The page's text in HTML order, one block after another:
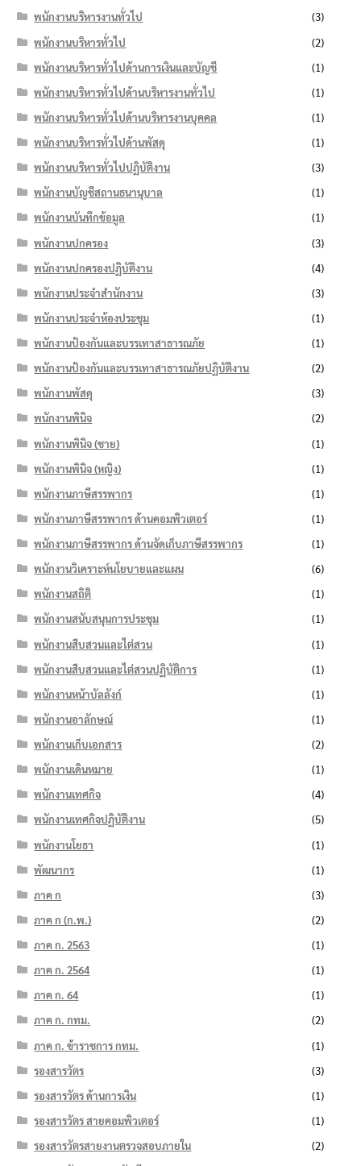
พนักงานบริหารงานทั่วไป
(3)
พนักงานบริหารทั่วไป
(2)
พนักงานบริหารทั่วไปด้านการเงินและบัญชี
(1)
พนักงานบริหารทั่วไปด้านบริหารงานทั่วไป
(1)
พนักงานบริหารทั่วไปด้านบริหารงานบุคคล
(1)
พนักงานบริหารทั่วไปด้านพัสดุ
(1)
พนักงานบริหารทั่วไปปฏิบัติงาน
(3)
พนักงานบัญชีสถานธนานุบาล
(1)
พนักงานบันทึกข้อมูล
(1)
พนักงานปกครอง
(3)
พนักงานปกครองปฏิบัติงาน
(4)
พนักงานประจำสำนักงาน
(3)
พนักงานประจำห้องประชุม
(1)
พนักงานป้องกันและบรรเทาสาธารณภัย
(1)
พนักงานป้องกันและบรรเทาสาธารณภัยปฏิบัติงาน
(2)
พนักงานพัสดุ
(3)
พนักงานพินิจ
(2)
พนักงานพินิจ (ชาย)
(1)
พนักงานพินิจ (หญิง)
(1)
พนักงานภาษีสรรพากร
(1)
พนักงานภาษีสรรพากร ด้านคอมพิวเตอร์
(1)
พนักงานภาษีสรรพากร ด้านจัดเก็บภาษีสรรพากร
(1)
พนักงานวิเคราะห์นโยบายและแผน
(6)
พนักงานสถิติ
(1)
พนักงานสนับสนุนการประชุม
(1)
พนักงานสืบสวนและไต่สวน
(1)
พนักงานสืบสวนและไต่สวนปฏิบัติการ
(1)
พนักงานหน้าบัลลังก์
(1)
พนักงานอาลักษณ์
(1)
พนักงานเก็บเอกสาร
(2)
พนักงานเดินหมาย
(1)
พนักงานเทศกิจ
(4)
พนักงานเทศกิจปฏิบัติงาน
(5)
พนักงานโยธา
(1)
พัฒนากร
(1)
ภาค ก
(3)
ภาค ก (ก.พ.)
(2)
ภาค ก. 2563
(1)
ภาค ก. 2564
(1)
ภาค ก. 64
(1)
ภาค ก. กทม.
(2)
ภาค ก. ข้าราชการ กทม.
(1)
รองสารวัตร
(3)
รองสารวัตร ด้านการเงิน
(1)
รองสารวัตร สายคอมพิวเตอร์
(1)
รองสารวัตรสายงานตรวจสอบภายใน
(2)